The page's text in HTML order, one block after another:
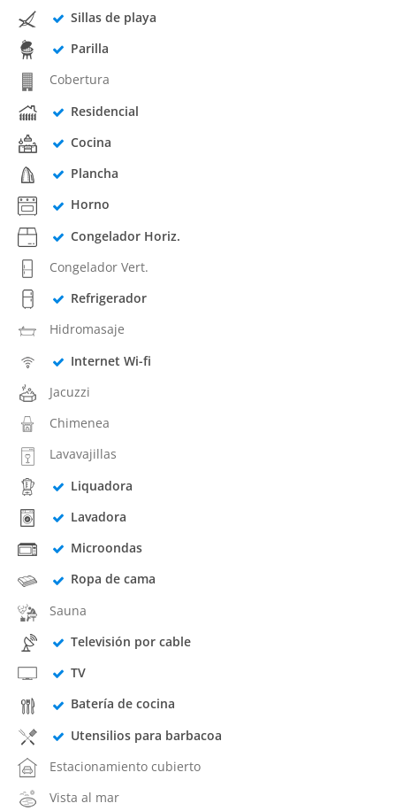
Sillas de playa
Parilla
Cobertura
Residencial
Cocina
Plancha
Horno
Congelador Horiz.
Congelador Vert.
Refrigerador
Hidromasaje
Internet Wi-fi
Jacuzzi
Chimenea
Lavavajillas
Liquadora
Lavadora
Microondas
Ropa de cama
Sauna
Televisión por cable
TV
Batería de cocina
Utensilios para barbacoa
Estacionamiento cubierto
Vista al mar